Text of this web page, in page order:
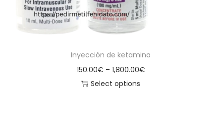
Inyección de ketamina
150.00€ – 1,800.00€
Select options